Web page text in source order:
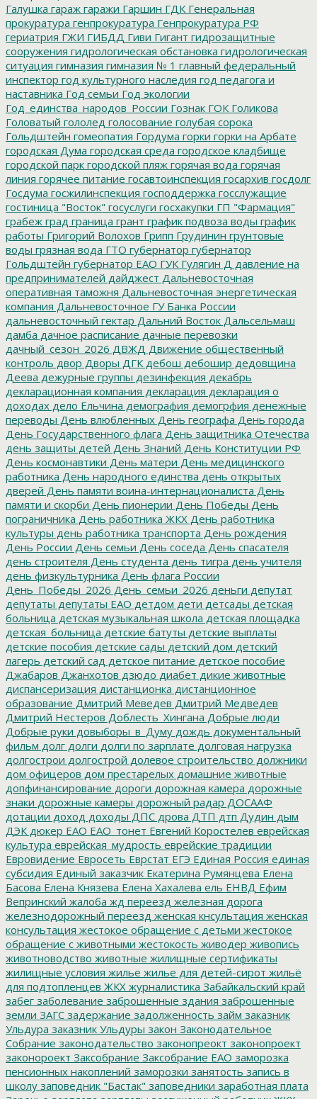
Галушка гараж гаражи Гаршин ГДК Генеральная
прокуратура генпрокуратура Генпрокуратура РФ
гериатрия ГЖИ ГИБДД Гиви Гигант гидрозащитные
сооружения гидрологическая обстановка гидрологическая
ситуация гимназия гимназия № 1 главный федеральный
инспектор год культурного наследия год педагога и
наставника Год семьи Год экологии
Год_единства_народов_России Гознак ГОК Голикова
Головатый гололед голосование голубая сорока
Гольдштейн гомеопатия Гордума горки горки на Арбате
городская Дума городская среда городское кладбище
городской парк городской пляж горячая вода горячая
линия горячее питание госавтоинспекция госархив госдолг
Госдума госжилинспекция господдержка госслужащие
гостиница "Восток" госуслуги госхакупки ГП "Фармация"
грабеж град граница грант график подвоза воды график
работы Григорий Волохов Грипп Грудинин грунтовые
воды грязная вода ГТО губернатор губернатор
Гольдштейн губернатор ЕАО ГУК Гулягин Д давление на
предпринимателей дайджест Дальневосточная
оперативная таможня Дальневосточная энергетическая
компания Дальневосточное ГУ Банка России
дальневосточный гектар Дальний Восток Дальсельмаш
дамба дачное расписание дачные перевозки
дачный_сезон_2026 ДВЖД Движение общественный
контроль двор Дворы ДГК дебош дебошир дедовщина
Деева дежурные группы дезинфекция декабрь
декларационная компания декларация декларация о
доходах дело Ельчина демография демогрфия денежные
переводы День влюбленных День географа День города
День Государственного флага День защитника Отечества
день защиты детей День Знаний День Конституции РФ
День космонавтики День матери День медицинского
работника День народного единства день открытых
дверей День памяти воина-интернационалиста День
памяти и скорби День пионерии День Победы День
пограничника День работника ЖКХ День работника
культуры день работника транспорта День рождения
День России День семьи День соседа День спасателя
день строителя День студента день тигра день учителя
день физкультурника День флага России
День_Победы_2026 День_семьи_2026 деньги депутат
депутаты депутаты ЕАО детдом дети детсады детская
больница детская музыкальная школа детская площадка
детская_больница детские батуты детские выплаты
детские пособия детские сады детский дом детский
лагерь детский сад детское питание детское пособие
Джабаров Джанхотов дзюдо диабет дикие животные
диспансеризация дистанционка дистанционное
образование Дмитрий Меведев Дмитрий Медведев
Дмитрий Нестеров Доблесть_Хингана Добрые люди
Добрые руки довыборы_в_Думу дождь документальный
фильм долг долги долги по зарплате долговая нагрузка
долгострои долгострой долевое строительство должники
дом офицеров дом престарелых домашние животные
допфинансирование дороги дорожная камера дорожные
знаки дорожные камеры дорожный радар ДОСААФ
дотации доход доходы ДПС дрова ДТП дтп Дудин дым
ДЭК дюкер ЕАО ЕАО_тонет Евгений Коростелев еврейская
культура еврейская_мудрость еврейские традиции
Евровидение Евросеть Еврстат ЕГЭ Единая Россия единая
субсидия Единый заказчик Екатерина Румянцева Елена
Басова Елена Князева Елена Хахалева ель ЕНВД Ефим
Вепринский жалоба жд переезд железная дорога
железнодорожный переезд женская кнсультация женская
консультация жестокое обращение с детьми жестокое
обращение с животными жестокость живодер живопись
животноводство животные жилищные сертификаты
жилищные условия жилье жилье для детей-сирот жильё
для подтопленцев ЖКХ журналистика Забайкальский край
забег заболевание заброшенные здания заброшенные
земли ЗАГС задержание задолженность займ заказник
Ульдура заказник Ульдуры закон Законодательное
Собрание законодательство законопреокт законопроект
законороект Заксобрание Заксобрание ЕАО заморозка
пенсионных накоплений заморозки занятость запись в
школу заповедник "Бастак" заповедники заработная плата